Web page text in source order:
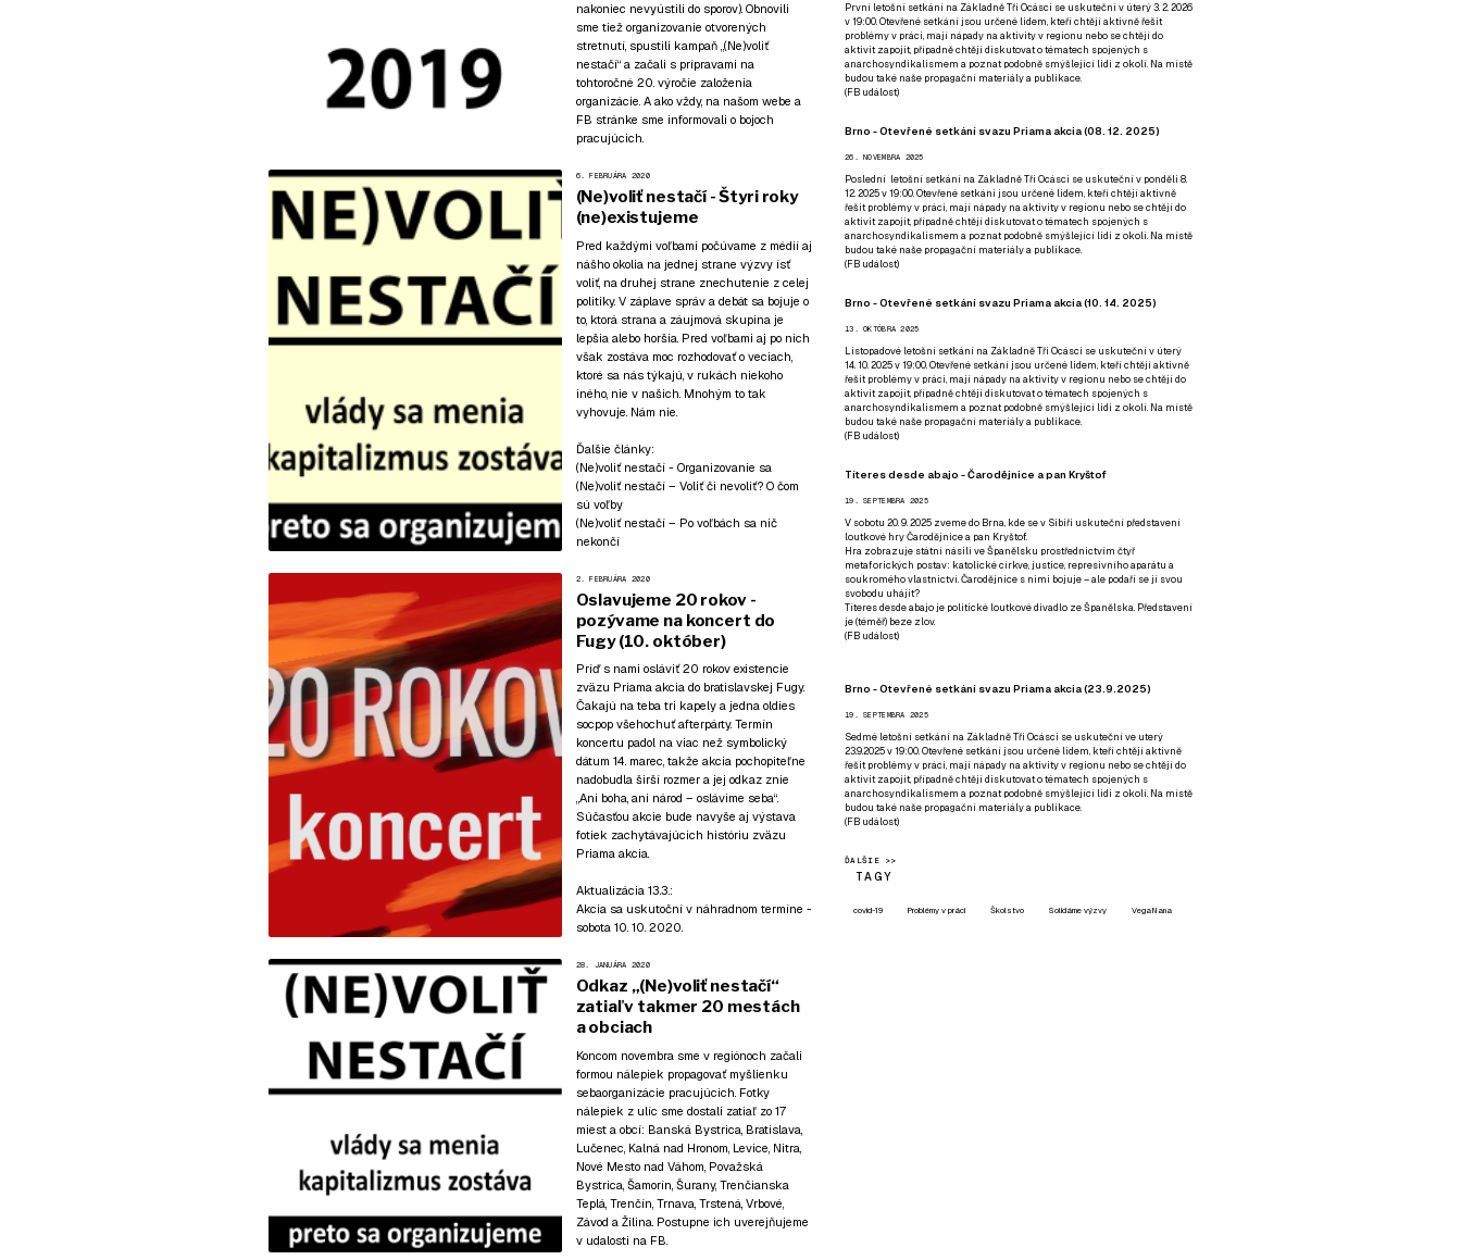
nakoniec nevyústili do sporov). Obnovili
sme tiež organizovanie otvorených
stretnutí, spustili kampaň „(Ne)voliť
nestačí“ a začali s prípravami na
tohtoročné 20. výročie založenia
organizácie. A ako vždy, na našom webe a
FB stránke sme informovali o bojoch
pracujúcich.
6. FEBRUÁRA 2020
(Ne)voliť nestačí - Štyri roky
(ne)existujeme
Pred každými voľbami počúvame z médií aj
nášho okolia na jednej strane výzvy ísť
voliť, na druhej strane znechutenie z celej
politiky. V záplave správ a debát sa bojuje o
to, ktorá strana a záujmová skupina je
lepšia alebo horšia. Pred voľbami aj po nich
však zostáva moc rozhodovať o veciach,
ktoré sa nás týkajú, v rukách niekoho
iného, nie v našich. Mnohým to tak
vyhovuje. Nám nie.
Ďalšie články:
(Ne)voliť nestačí - Organizovanie sa
(Ne)voliť nestačí – Voliť či nevoliť? O čom
sú voľby
(Ne)voliť nestačí – Po voľbách sa nič
nekončí
2. FEBRUÁRA 2020
Oslavujeme 20 rokov -
pozývame na koncert do
Fugy (10. október)
Príď s nami osláviť 20 rokov existencie
zväzu Priama akcia do bratislavskej Fugy.
Čakajú na teba tri kapely a jedna oldies
socpop všehochuť afterpárty. Termín
koncertu padol na viac než symbolický
dátum 14. marec, takže akcia pochopiteľne
nadobudla širší rozmer a jej odkaz znie
„Ani boha, ani národ – oslávime seba“.
Súčasťou akcie bude navyše aj výstava
fotiek zachytávajúcich históriu zväzu
Priama akcia.
Aktualizácia 13.3.:
Akcia sa uskutoční v náhradnom termíne -
sobota 10. 10. 2020.
28. JANUÁRA 2020
Odkaz „(Ne)voliť nestačí“
zatiaľ v takmer 20 mestách
a obciach
Koncom novembra sme v regiónoch začali
formou nálepiek propagovať myšlienku
sebaorganizácie pracujúcich. Fotky
nálepiek z ulíc sme dostali zatiaľ zo 17
miest a obcí: Banská Bystrica, Bratislava,
Lučenec, Kalná nad Hronom, Levice, Nitra,
Nové Mesto nad Váhom, Považská
Bystrica, Šamorín, Šurany, Trenčianska
Teplá, Trenčín, Trnava, Trstená, Vrbové,
Závod a Žilina. Postupne ich uverejňujeme
v udalosti na FB
První letošní setkání na Základně Tři Ocásci se uskuteční v úterý 3. 2. 2026
v 19:00. Otevřené setkání jsou určené lidem, kteří chtějí aktivně řešit
problémy v práci, mají nápady na aktivity v regionu nebo se chtějí do
aktivit zapojit, případně chtějí diskutovat o tématech spojených s
anarchosyndikalismem a poznat podobně smýšlející lidi z okolí. Na místě
budou také naše propagační materiály a publikace.
(FB událost)
Brno - Otevřené setkání svazu Priama akcia (08. 12. 2025)
26. NOVEMBRA 2025
Poslední letošní setkání na Základně Tři Ocásci se uskuteční v ponděli 8.
12. 2025 v 19:00. Otevřené setkání jsou určené lidem, kteří chtějí aktivně
řešit problémy v práci, mají nápady na aktivity v regionu nebo se chtějí do
aktivit zapojit, případně chtějí diskutovat o tématech spojených s
anarchosyndikalismem a poznat podobně smýšlející lidi z okolí. Na místě
budou také naše propagační materiály a publikace.
(FB událost)
Brno - Otevřené setkání svazu Priama akcia (10. 14. 2025)
13. OKTÓBRA 2025
Listopadové letošní setkání na Základně Tři Ocásci se uskuteční v úterý
14. 10. 2025 v 19:00. Otevřené setkání jsou určené lidem, kteří chtějí aktivně
řešit problémy v práci, mají nápady na aktivity v regionu nebo se chtějí do
aktivit zapojit, případně chtějí diskutovat o tématech spojených s
anarchosyndikalismem a poznat podobně smýšlející lidi z okolí. Na místě
budou také naše propagační materiály a publikace.
(FB událost)
Títeres desde abajo - Čarodějnice a pan Kryštof
19. SEPTEMBRA 2025
V sobotu 20. 9. 2025 zveme do Brna, kde se v Sibiři uskuteční představení
loutkové hry Čarodějnice a pan Kryštof.
Hra zobrazuje státní násilí ve Španělsku prostřednictvím čtyř
metaforických postav: katolické církve, justice, represivního aparátu a
soukromého vlastnictví. Čarodějnice s nimi bojuje – ale podaří se jí svou
svobodu uhájit?
Títeres desde abajo je politické loutkové divadlo ze Španělska. Představení
je (téměř) beze zlov.
(FB událost)
Brno - Otevřené setkání svazu Priama akcia (23.9.2025)
19. SEPTEMBRA 2025
Sedmé letošní setkání na Základně Tři Ocásci se uskuteční ve uterý
23.9.2025 v 19:00. Otevřené setkání jsou určené lidem, kteří chtějí aktivně
řešit problémy v práci, mají nápady na aktivity v regionu nebo se chtějí do
aktivit zapojit, případně chtějí diskutovat o tématech spojených s
anarchosyndikalismem a poznat podobně smýšlející lidi z okolí. Na místě
budou také naše propagační materiály a publikace.
(FB událost)
ĎALŠIE >>
TAGY
covid-19 Problémy v práci Školstvo Solidárne výzvy VegaNana